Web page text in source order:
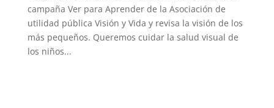
campaña Ver para Aprender de la Asociación de
utilidad pública Visión y Vida y revisa la visión de los
más pequeños. Queremos cuidar la salud visual de
los niños...